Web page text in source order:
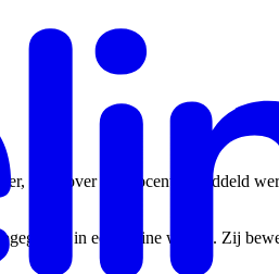
tegenover 23 procent gemiddeld
in een online wereld. Zij